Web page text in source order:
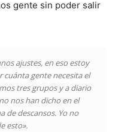
gente sin poder salir
ajustes, en eso estoy
cuánta gente necesita el
tres grupos y a diario
nos han dicho en el
de descansos. Yo no
esto».